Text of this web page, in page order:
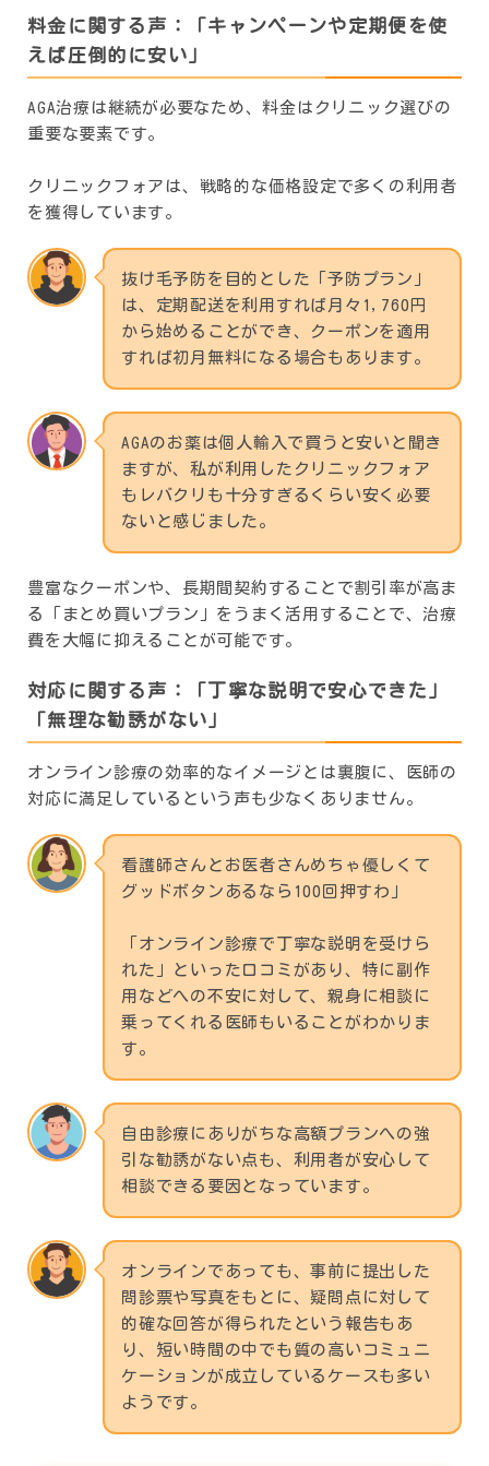
料金に関する声：「キャンペーンや定期便を使
えば圧倒的に安い」
AGA治療は継続が必要なため、料金はクリニック選びの
重要な要素です。
クリニックフォアは、戦略的な価格設定で多くの利用者
を獲得しています。
抜け毛予防を目的とした「予防プラン」
は、定期配送を利用すれば月々1,760円
から始めることができ、クーポンを適用
すれば初月無料になる場合もあります。
AGAのお薬は個人輸入で買うと安いと聞き
ますが、私が利用したクリニックフォア
もレバクリも十分すぎるくらい安く必要
ないと感じました。
豊富なクーポンや、長期間契約することで割引率が高ま
る「まとめ買いプラン」をうまく活用することで、治療
費を大幅に抑えることが可能です。
対応に関する声：「丁寧な説明で安心できた」
「無理な勧誘がない」
オンライン診療の効率的なイメージとは裏腹に、医師の
対応に満足しているという声も少なくありません。
看護師さんとお医者さんめちゃ優しくて
グッドボタンあるなら100回押すわ」
「オンライン診療で丁寧な説明を受けら
れた」といった口コミがあり、特に副作
用などへの不安に対して、親身に相談に
乗ってくれる医師もいることがわかりま
す。
自由診療にありがちな高額プランへの強
引な勧誘がない点も、利用者が安心して
相談できる要因となっています。
オンラインであっても、事前に提出した
問診票や写真をもとに、疑問点に対して
的確な回答が得られたという報告もあ
り、短い時間の中でも質の高いコミュニ
ケーションが成立しているケースも多い
ようです。